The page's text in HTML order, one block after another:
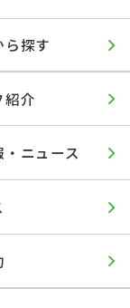
ら探す
紹介
ニュース